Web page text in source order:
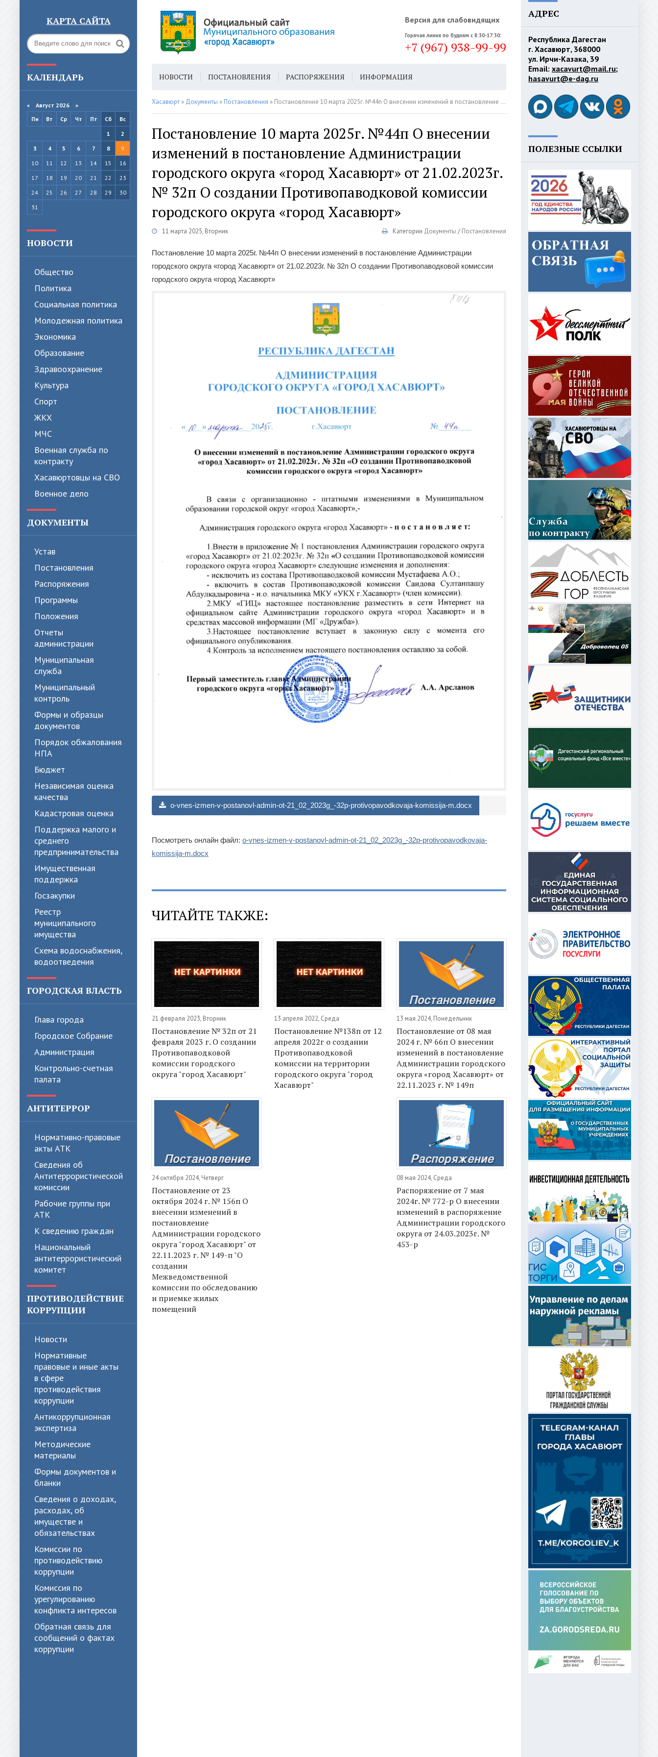
КАРТА САЙТА Версия для слабовидящих
Горячая линия по будням с 8:30-17:30:
+7 (967) 938-99-99
КАЛЕНДАРЬ
« Август 2026 »
Пн
Вт Ср Чт Пт Сб
Вс
1
2
3
4 5 6 7 8
9
10
11 12 13 14 15
16
17
18 19 20 21 22
23
24
25 26 27 28 29
30
31
НОВОСТИ
Общество
Политика
Cоциальная политика
Молодежная политика
Экономика
Образование
Здравоохранение
Культура
Спорт
ЖКХ
МЧС
Военная служба по
контракту
Хасавюртовцы на СВО
Военное дело
ДОКУМЕНТЫ
Устав
Постановления
Распоряжения
Программы
Положения
Отчеты
администрации
Муниципальная
служба
Муниципальный
контроль
Формы и образцы
документов
Порядок обжалования
НПА
Бюджет
Независимая оценка
качества
Кадастровая оценка
Поддержка малого и
среднего
предпринимательства
Имущественная
поддержка
Госзакупки
Реестр
муниципального
имущества
Схема водоснабжения,
водоотведения
ГОРОДСКАЯ ВЛАСТЬ
Глава города
Городское Собрание
Администрация
Контрольно-счетная
палата
АНТИТЕРРОР
Нормативно-правовые
акты АТК
Сведения об
Антитеррористической
комиссии
Рабочие группы при
АТК
К сведению граждан
Национальный
антитеррористический
комитет
ПРОТИВОДЕЙСТВИЕ
КОРРУПЦИИ
Новости
Нормативные
правовые и иные акты
в сфере
противодействия
коррупции
Антикоррупционная
экспертиза
Методические
материалы
Формы документов и
бланки
Сведения о доходах,
расходах, об
имуществе и
обязательствах
Комиссии по
противодействию
коррупции
Комиссия по
урегулированию
конфликта интересов
Обратная связь для
сообщений о фактах
коррупции
НОВОСТИ ПОСТАНОВЛЕНИЯ РАСПОРЯЖЕНИЯ ИНФОРМАЦИЯ
ГОРОДСКАЯ СРЕДА ГЕН. ПЛАН
Хасавюрт » Документы » Постановления » Постановление 10 марта 2025г. №44п О внесении изменений в постановление Администрации городского округа «город Хасавюрт» от 21.02.2023г. № 32п О создании Противопаводковой комиссии городского округа «город Хасавюрт»
Постановление 10 марта 2025г. №44п О внесении
изменений в постановление Администрации
городского округа «город Хасавюрт» от 21.02.2023г.
№ 32п О создании Противопаводковой комиссии
городского округа «город Хасавюрт»
11 марта 2025, Вторник Категории Документы / Постановления
Постановление 10 марта 2025г. №44п О внесении изменений в постановление Администрации
городского округа «город Хасавюрт» от 21.02.2023г. № 32п О создании Противопаводковой комиссии
городского округа «город Хасавюрт»
o-vnes-izmen-v-postanovl-admin-ot-21_02_2023g_-32p-protivopavodkovaja-komissija-m.docx
Посмотреть онлайн файл: o-vnes-izmen-v-postanovl-admin-ot-21_02_2023g_-32p-protivopavodkovaja-
komissija-m.docx
ЧИТАЙТЕ ТАКЖЕ:
21 февраля 2023, Вторник
Постановление № 32п от 21
февраля 2023 г. О создании
Противопаводковой
комиссии городского
округа "город Хасавюрт"
13 апреля 2022, Среда
Постановление №138п от 12
апреля 2022г о создании
Противопаводковой
комиссии на территории
городского округа "город
Хасавюрт"
13 мая 2024, Понедельник
Постановление от 08 мая
2024 г. № 66п О внесении
изменений в постановление
Администрации городского
округа «город Хасавюрт» от
22.11.2023 г. № 149п
24 октября 2024, Четверг
Постановление от 23
октября 2024 г. № 156п О
внесении изменений в
постановление
Администрации городского
округа "город Хасавюрт" от
22.11.2023 г. № 149-п "О
создании
Межведомственной
комиссии по обследованию
и приемке жилых
помещений
08 мая 2024, Среда
Распоряжение от 7 мая
2024г. № 772-р О внесении
изменений в распоряжение
Администрации городского
округа от 24.03.2023г. №
453-р
АДРЕС
Республика Дагестан
г. Хасавюрт, 368000
ул. Ирчи-Казака, 39
Email: xacavurt@mail.ru;
hasavurt@e-dag.ru
ПОЛЕЗНЫЕ ССЫЛКИ